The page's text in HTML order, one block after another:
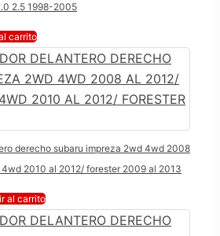
2.5 1998-2005
carrito
derecho subaru impreza 2wd 4wd 2008
2010 al 2012/ forester 2009 al 2013
al carrito